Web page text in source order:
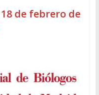
de febrero de